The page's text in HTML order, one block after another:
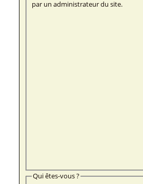
par un administrateur du site.
Qui êtes-vous ?